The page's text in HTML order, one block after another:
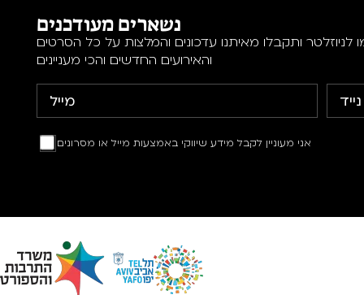
נשארים מעודכנים
לניוזלטר ותקבלו מאיתנו עדכונים והמלצות על כל הסרטים
והאירועים החדשים והכי מעניינים
אני מעוניין לקבל מידע שיווקי באמצעות מייל או מסרונים